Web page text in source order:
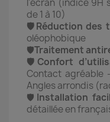
de 1 à 10)
🛡️Réduction des
oléophobique
🛡️Traitement
🛡️Confort
Contact agréable
Angles arrondis
🛡️ Installation
détaillée en